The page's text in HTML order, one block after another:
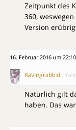
Zeitpunkt des
360,
Version
16. Februar 2016 um 22:10
Ravingrabbid
Natürlich gilt
haben. Das